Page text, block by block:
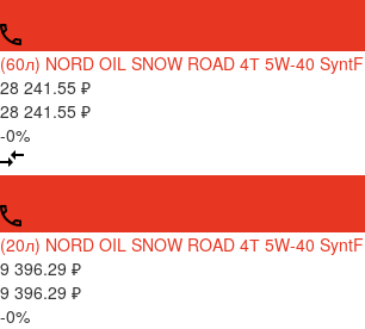
(60л) NORD OIL SNOW ROAD 4Т 5W-40 SyntF
28 241.55 ₽
28 241.55 ₽
-0%
(20л) NORD OIL SNOW ROAD 4Т 5W-40 SyntF
9 396.29 ₽
9 396.29 ₽
-0%